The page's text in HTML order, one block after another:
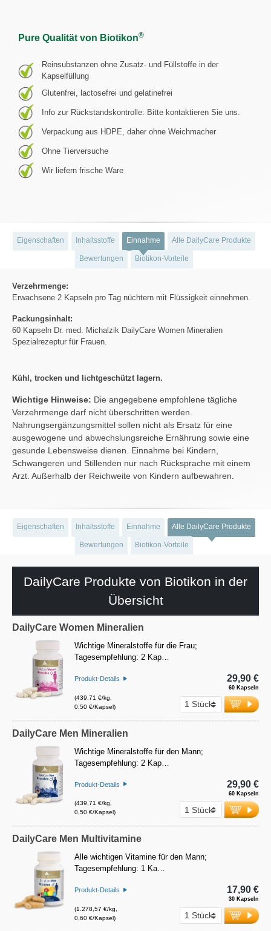
Pure Qualität von Biotikon®
Reinsubstanzen ohne Zusatz- und Füllstoffe in der
Kapselfüllung
Glutenfrei, lactosefrei und gelatinefrei
Info zur Rückstandskontrolle: Bitte kontaktieren Sie uns.
Verpackung aus HDPE, daher ohne Weichmacher
Ohne Tierversuche
Wir liefern frische Ware
Eigenschaften Inhaltsstoffe Einnahme Alle DailyCare Produkte
Bewertungen Biotikon-Vorteile
Verzehrmenge:
Erwachsene 2 Kapseln pro Tag nüchtern mit Flüssigkeit einnehmen.
Packungsinhalt:
60 Kapseln Dr. med. Michalzik DailyCare Women Mineralien
Spezialrezeptur für Frauen.
Kühl, trocken und lichtgeschützt lagern.
Wichtige Hinweise: Die angegebene empfohlene tägliche
Verzehrmenge darf nicht überschritten werden.
Nahrungsergänzungsmittel sollen nicht als Ersatz für eine
ausgewogene und abwechslungsreiche Ernährung sowie eine
gesunde Lebensweise dienen. Einnahme bei Kindern,
Schwangeren und Stillenden nur nach Rücksprache mit einem
Arzt. Außerhalb der Reichweite von Kindern aufbewahren.
Eigenschaften Inhaltsstoffe Einnahme Alle DailyCare Produkte
Bewertungen Biotikon-Vorteile
DailyCare Produkte von Biotikon in der
Übersicht
DailyCare Women Mineralien
Wichtige Mineralstoffe für die Frau;
Tagesempfehlung: 2 Kap…
Produkt-Details
(439,71 €/kg,
0,50 €/Kapsel)
60 Kapseln
29,90 €
DailyCare Men Mineralien
Wichtige Mineralstoffe für den Mann;
Tagesempfehlung: 2 Kap…
Produkt-Details
(439,71 €/kg,
0,50 €/Kapsel)
60 Kapseln
29,90 €
DailyCare Men Multivitamine
Alle wichtigen Vitamine für den Mann;
Tagesempfehlung: 1 Ka…
Produkt-Details
(1.278,57 €/kg,
0,60 €/Kapsel)
30 Kapseln
17,90 €